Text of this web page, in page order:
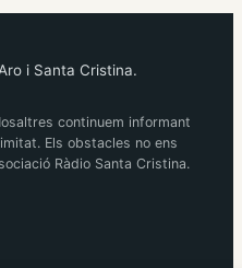
i Santa Cristina.
continuem informant
Els obstacles no ens
Ràdio Santa Cristina.